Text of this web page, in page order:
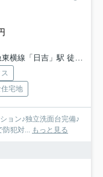
横線「日吉」駅 徒歩19分
宅地
ョン♪独立洗面台完備♪
犯対...
もっと見る